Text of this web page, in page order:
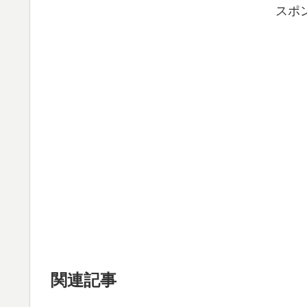
スポ
関連記事